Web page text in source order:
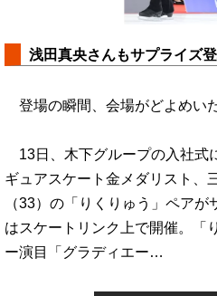
浅田真央さんもサプライズ
登場の瞬間、会場がどよめいた
13日、木下グループの入社式
ギュアスケート金メダリスト、
（33）の「りくりゅう」ペア
はスケートリンク上で開催。「
ー演目「グラディエー…